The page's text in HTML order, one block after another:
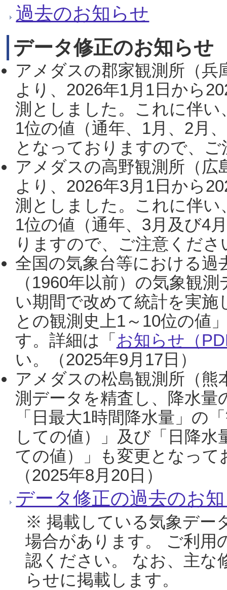
過去のお知らせ
データ修正のお知らせ
アメダスの郡家観測所（
より、2026年1月1日から
測としました。これに伴い
1位の値（通年、1月、2月
となっておりますので、
アメダスの高野観測所（
より、2026年3月1日から
測としました。これに伴い
1位の値（通年、3月及び4
りますので、ご注意くだ
全国の気象台等における過
（1960年以前）の気象観
い期間で改めて統計を実
との観測史上1～10位の値
す。詳細は「 お知らせ（
い。（2025年9月17日）
アメダスの松島観測所（熊
測データを精査し、降水
「日最大1時間降水量」の
しての値）」及び「日降
ての値）」も変更となっ
（2025年8月20日）
データ修正の過去のお
※ 掲載している気象デー
場合があります。 ご利用
認ください。 なお、主な
らせに掲載します。